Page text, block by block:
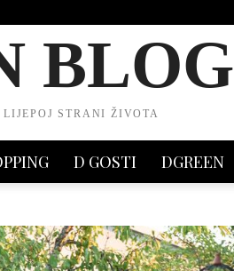
BLOG
STRANI ŽIVOTA
D GOSTI DGREEN